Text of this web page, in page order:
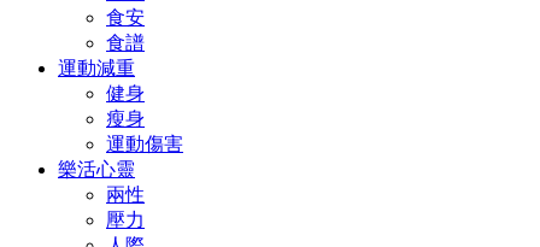
食安
食譜
運動減重
健身
瘦身
運動傷害
樂活心靈
兩性
壓力